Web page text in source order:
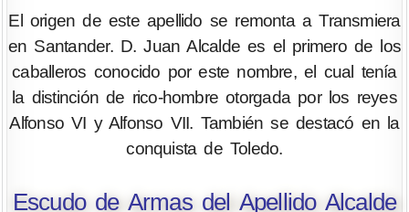
El origen de este apellido se remonta a Transmiera
en Santander. D. Juan Alcalde es el primero de los
caballeros conocido por este nombre, el cual tenía
la distinción de rico-hombre otorgada por los reyes
Alfonso VI y Alfonso VII. También se destacó en la
conquista de Toledo.
Escudo de Armas del Apellido Alcalde